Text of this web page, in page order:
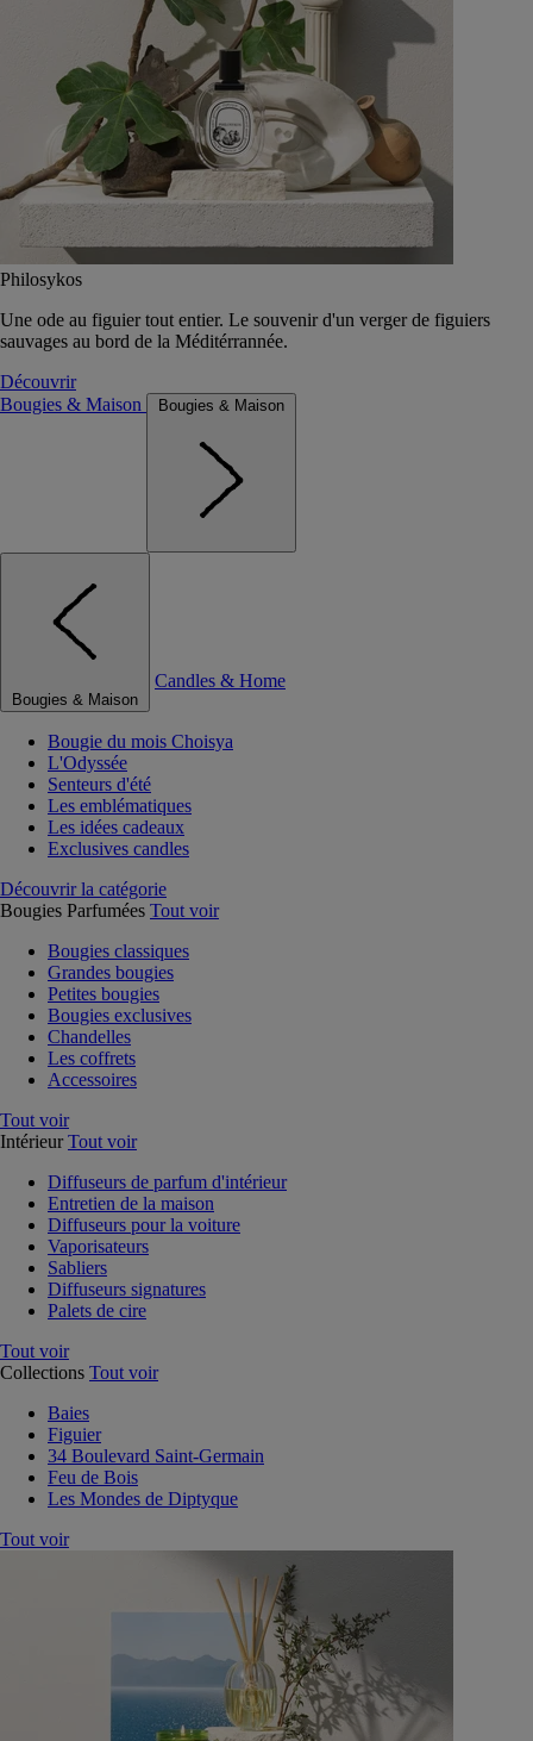
Philosykos
Une ode au figuier tout entier. Le souvenir d'un verger de figuiers
sauvages au bord de la Méditérrannée.
Découvrir
Bougies & Maison
Bougies & Maison
Bougies & Maison
Candles & Home
Bougie du mois Choisya
L'Odyssée
Senteurs d'été
Les emblématiques
Les idées cadeaux
Exclusives candles
Découvrir la catégorie
Bougies Parfumées Tout voir
Bougies classiques
Grandes bougies
Petites bougies
Bougies exclusives
Chandelles
Les coffrets
Accessoires
Tout voir
Intérieur Tout voir
Diffuseurs de parfum d'intérieur
Entretien de la maison
Diffuseurs pour la voiture
Vaporisateurs
Sabliers
Diffuseurs signatures
Palets de cire
Tout voir
Collections Tout voir
Baies
Figuier
34 Boulevard Saint-Germain
Feu de Bois
Les Mondes de Diptyque
Tout voir